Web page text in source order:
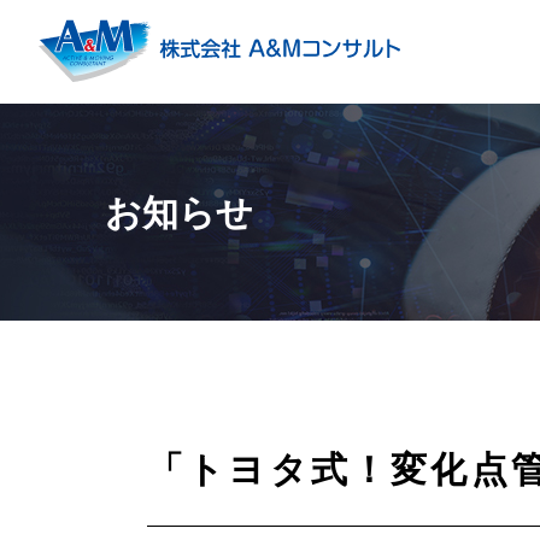
お知らせ
「トヨタ式！変化点